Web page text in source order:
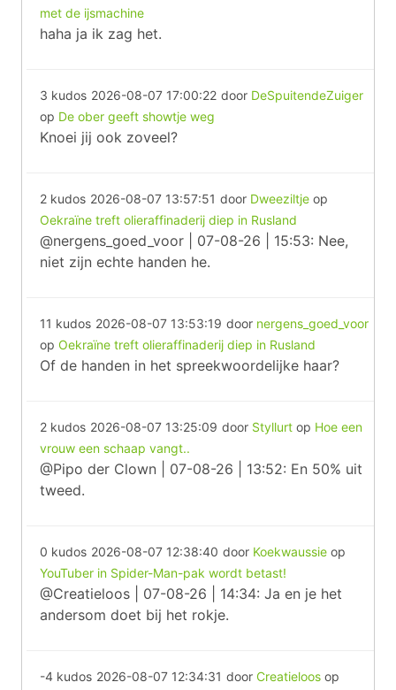
met de ijsmachine
haha ja ik zag het.
3 kudos 2026-08-07 17:00:22 door DeSpuitendeZuiger
op De ober geeft showtje weg
Knoei jij ook zoveel?
2 kudos 2026-08-07 13:57:51 door Dweeziltje op
Oekraïne treft olieraffinaderij diep in Rusland
@nergens_goed_voor | 07-08-26 | 15:53: Nee,
niet zijn echte handen he.
11 kudos 2026-08-07 13:53:19 door nergens_goed_voor
op Oekraïne treft olieraffinaderij diep in Rusland
Of de handen in het spreekwoordelijke haar?
2 kudos 2026-08-07 13:25:09 door Styllurt op Hoe een
vrouw een schaap vangt..
@Pipo der Clown | 07-08-26 | 13:52: En 50% uit
tweed.
0 kudos 2026-08-07 12:38:40 door Koekwaussie op
YouTuber in Spider-Man-pak wordt betast!
@Creatieloos | 07-08-26 | 14:34: Ja en je het
andersom doet bij het rokje.
-4 kudos 2026-08-07 12:34:31 door Creatieloos op